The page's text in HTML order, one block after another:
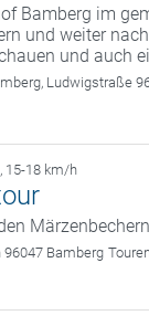
Bamberg im
und weiter
und auch
Ludwigstraße
, 15-18 km/h
96047 Bamberg